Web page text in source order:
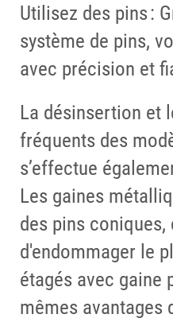
Utilisez des pins :
système de pins,
avec précision et
La désinsertion et
fréquents des
s’effectue
Les gaines
des pins
d'endommager le
étagés avec gaine
mêmes avantages